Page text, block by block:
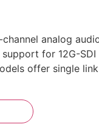
analog
for 12G-
offer single